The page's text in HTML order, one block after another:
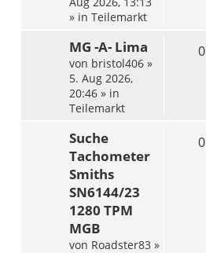
» in Teilemarkt
MG -A- Lima
von bristol406 »
5. Aug 2026,
20:46 » in
Teilemarkt
0
Suche
Tachometer
Smiths
SN6144/23
1280 TPM
MGB
von Roadster83 »
0